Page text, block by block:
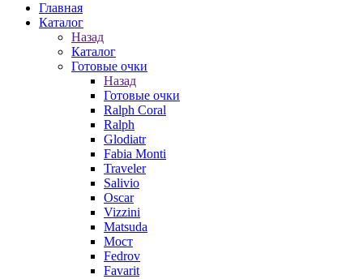
Главная
Каталог
Назад
Каталог
Готовые очки
Назад
Готовые очки
Ralph Coral
Ralph
Glodiatr
Fabia Monti
Traveler
Salivio
Oscar
Vizzini
Matsuda
Мост
Fedrov
Favarit